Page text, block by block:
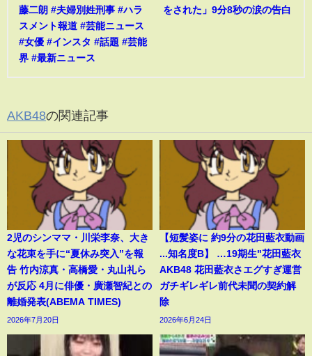
藤二朗 #夫婦別姓刑事 #ハラ
スメント報道 #芸能ニュース
#女優 #インスタ #話題 #芸能
界 #最新ニュース
をされた」9分8秒の涙の告白
AKB48の関連記事
2児のシンママ・川栄李奈、大き
な花束を手に“夏休み突入”を報
告 竹内涼真・高橋愛・丸山礼ら
が反応 4月に俳優・廣瀬智紀との
離婚発表(ABEMA TIMES)
2026年7月20日
【短髪姿に 約9分の花田藍衣動画
...知名度B】 …19期生"花田藍衣
AKB48 花田藍衣さエグすぎ運営
ガチギレギレ前代未聞の契約解
除
2026年6月24日